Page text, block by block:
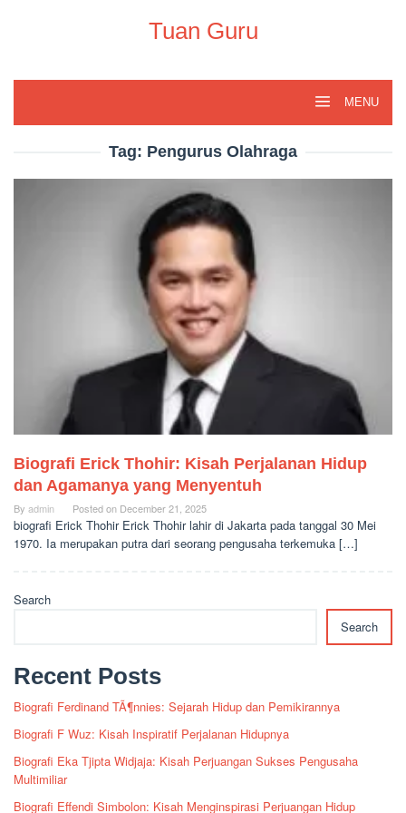
Tuan Guru
MENU
Tag: Pengurus Olahraga
Biografi Erick Thohir: Kisah Perjalanan Hidup
dan Agamanya yang Menyentuh
By admin Posted on December 21, 2025
biografi Erick Thohir Erick Thohir lahir di Jakarta pada tanggal 30 Mei
1970. Ia merupakan putra dari seorang pengusaha terkemuka […]
Search
Search
Recent Posts
Biografi Ferdinand TÃ¶nnies: Sejarah Hidup dan Pemikirannya
Biografi F Wuz: Kisah Inspiratif Perjalanan Hidupnya
Biografi Eka Tjipta Widjaja: Kisah Perjuangan Sukses Pengusaha
Multimiliar
Biografi Effendi Simbolon: Kisah Menginspirasi Perjuangan Hidup